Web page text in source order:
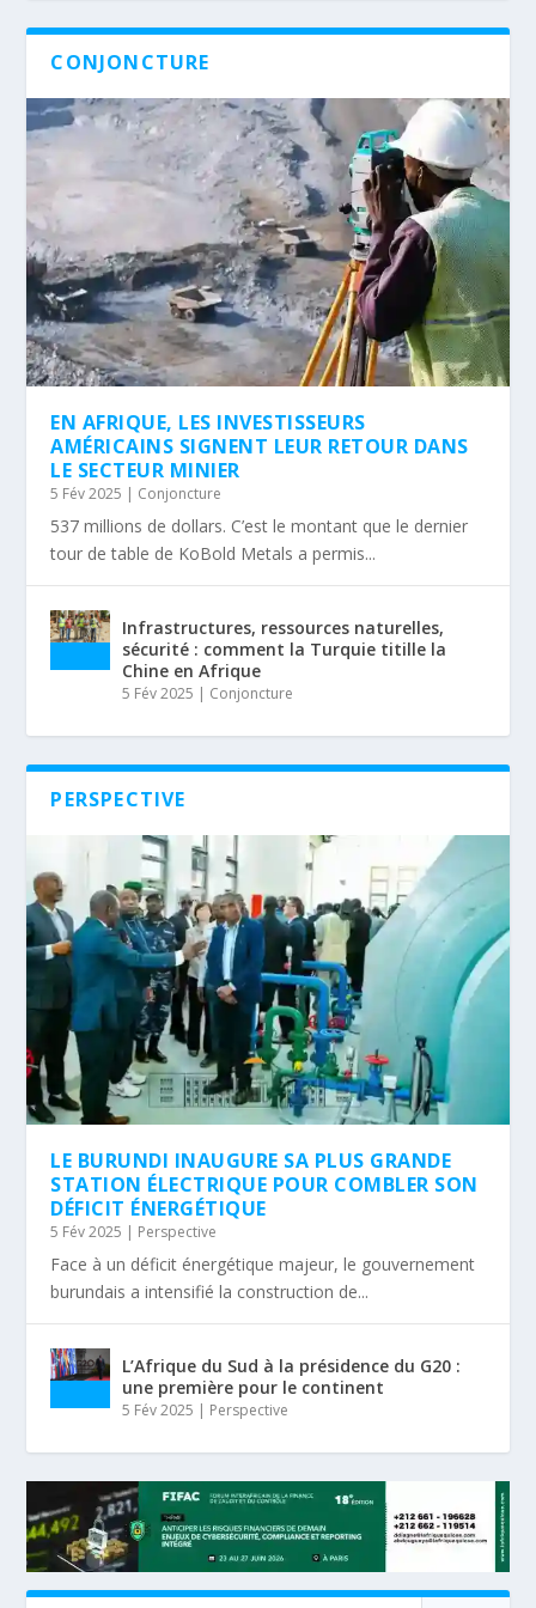
CONJONCTURE
EN AFRIQUE, LES INVESTISSEURS
AMÉRICAINS SIGNENT LEUR RETOUR DANS
LE SECTEUR MINIER
5 Fév 2025 Conjoncture
537 millions de dollars. C’est le montant que le dernier
tour de table de KoBold Metals a permis...
Infrastructures, ressources naturelles,
sécurité : comment la Turquie titille la
Chine en Afrique
5 Fév 2025 Conjoncture
PERSPECTIVE
LE BURUNDI INAUGURE SA PLUS GRANDE
STATION ÉLECTRIQUE POUR COMBLER SON
DÉFICIT ÉNERGÉTIQUE
5 Fév 2025 | Perspective
Face à un déficit énergétique majeur, le gouvernement
burundais a intensifié la construction de...
L’Afrique du Sud à la présidence du G20 :
une première pour le continent
5 Fév 2025 | Perspective